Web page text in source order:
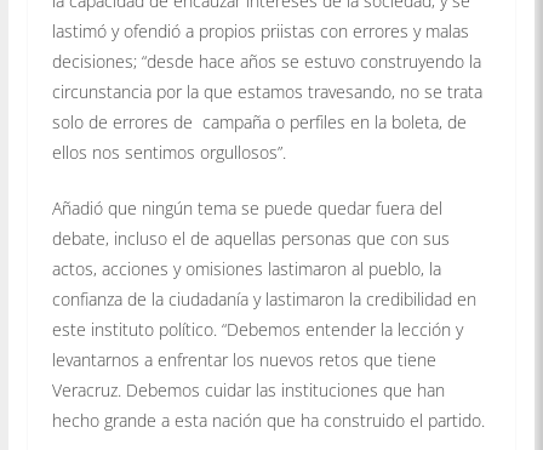
lastimó y ofendió a propios priistas con errores y malas
decisiones; “desde hace años se estuvo construyendo la
circunstancia por la que estamos travesando, no se trata
solo de errores de campaña o perfiles en la boleta, de
ellos nos sentimos orgullosos”.
Añadió que ningún tema se puede quedar fuera del
debate, incluso el de aquellas personas que con sus
actos, acciones y omisiones lastimaron al pueblo, la
confianza de la ciudadanía y lastimaron la credibilidad en
este instituto político. “Debemos entender la lección y
levantarnos a enfrentar los nuevos retos que tiene
Veracruz. Debemos cuidar las instituciones que han
hecho grande a esta nación que ha construido el partido.